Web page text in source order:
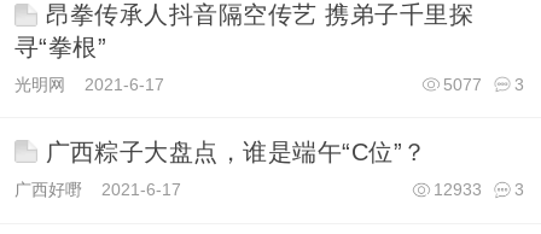
昂拳传承人抖音隔空传艺 携弟子千里探
寻“拳根”
光明网 2021-6-17 3
5077
广西粽子大盘点，谁是端午“C位”？
广西好嘢 2021-6-17 3
12933